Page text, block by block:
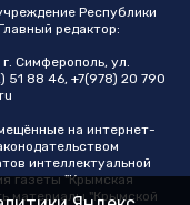
Республики
редактор:
Симферополь, ул.
51 88 46, +7(978) 20 790
на интернет-
интеллектуальной
газеты "Крымская
материалы "Крымской